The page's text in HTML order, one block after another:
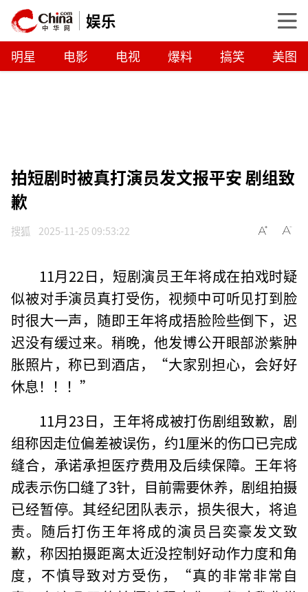
娱乐
明星 电影 电视 爆料 搞笑 美图
拍短剧时被真打演员发文报平安 剧组致
歉
搜狐 2025-11-25 09:53:22
11月22日，短剧演员王年将成在拍戏时疑
似被对手演员真打受伤，视频中可听见打到脸
时很大一声，随即王年将成捂脸险些倒下，迟
迟没有缓过来。稍晚，他发博公开眼部淤紫肿
胀照片，称已到酒店，“大家别担心，会好好
休息！！！”
11月23日，王年将成被打伤剧组致歉，剧
组称因走位偏差被误伤，约1厘米的伤口已完成
缝合，承诺承担医疗费用及后续保障。王年将
成表示伤口缝了3针，目前需要休养，剧组拍摄
已经暂停。其经纪团队表示，损失很大，将追
责。随后打伤王年将成的演员吕奕豪发文致
歉，称因拍摄距离太近没控制好动作力度和角
度，不慎导致对方受伤，“真的非常非常自